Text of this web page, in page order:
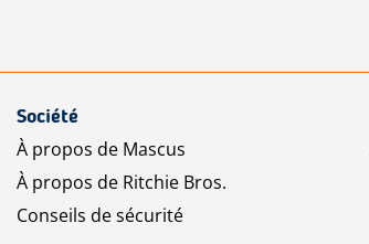
Société
À propos de Mascus
À propos de Ritchie Bros.
Conseils de sécurité